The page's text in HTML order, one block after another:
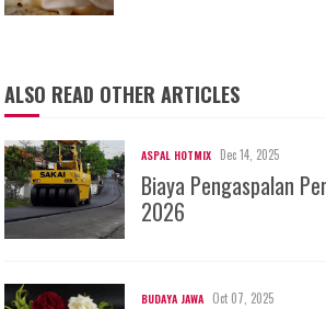
ALSO READ OTHER ARTICLES
ASPAL HOTMIX Dec 14, 2025
Biaya Pengaspalan
2026
BUDAYA JAWA Oct 07, 2025